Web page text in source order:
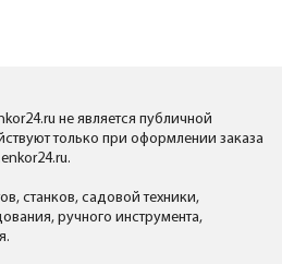
не является публичной
только при оформлении заказа
станков, садовой техники,
ручного инструмента,